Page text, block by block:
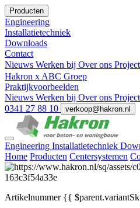
Producten
Engineering
Installatietechniek
Downloads
Contact
Nieuws Werken bij Over ons
Hakron x ABC Groep
Praktijkvoorbeelden
Nieuws Werken bij Over ons
0341 27 88 10
verkoop@hakron.nl
Engineering Installatietechniek
Home Producten Centersystemen
Artikelnummer{{